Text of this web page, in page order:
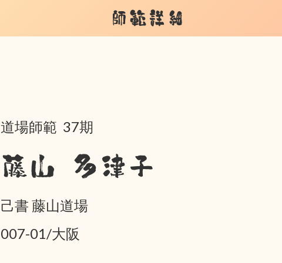
師範詳細
道場師範 37期
藤山 多津子
己書 藤山道場
007-01/大阪